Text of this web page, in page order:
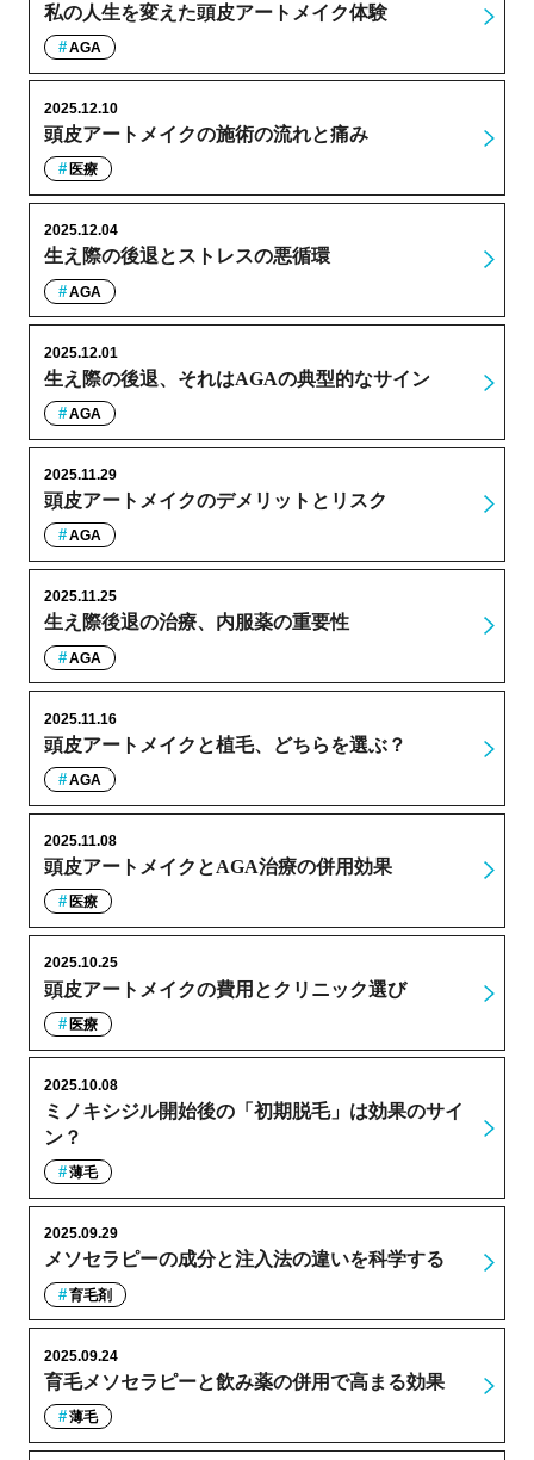
私の人生を変えた頭皮アートメイク体験
AGA
頭皮アートメイクの施術の流れと痛み
2025.12.10
医療
生え際の後退とストレスの悪循環
2025.12.04
AGA
生え際の後退、それはAGAの典型的なサイン
2025.12.01
AGA
頭皮アートメイクのデメリットとリスク
2025.11.29
AGA
生え際後退の治療、内服薬の重要性
2025.11.25
AGA
頭皮アートメイクと植毛、どちらを選ぶ？
2025.11.16
AGA
頭皮アートメイクとAGA治療の併用効果
2025.11.08
医療
頭皮アートメイクの費用とクリニック選び
2025.10.25
医療
ミノキシジル開始後の「初期脱毛」は効果のサイ
ン？
2025.10.08
薄毛
メソセラピーの成分と注入法の違いを科学する
2025.09.29
育毛剤
育毛メソセラピーと飲み薬の併用で高まる効果
2025.09.24
薄毛